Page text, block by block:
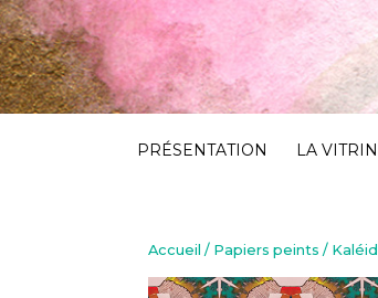
PRÉSENTATION LA
Accueil / Papiers peints /